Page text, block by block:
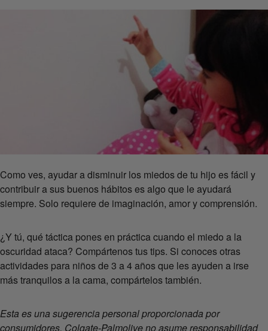
Como ves, ayudar a disminuir los miedos de tu hijo es fácil y
contribuir a sus buenos hábitos es algo que le ayudará
siempre. Solo requiere de imaginación, amor y comprensión.
¿Y tú, qué táctica pones en práctica cuando el miedo a la
oscuridad ataca? Compártenos tus tips. Si conoces otras
actividades para niños de 3 a 4 años que les ayuden a irse
más tranquilos a la cama, compártelos también.
Esta es una sugerencia personal proporcionada por
consumidores, Colgate-Palmolive no asume responsabilidad